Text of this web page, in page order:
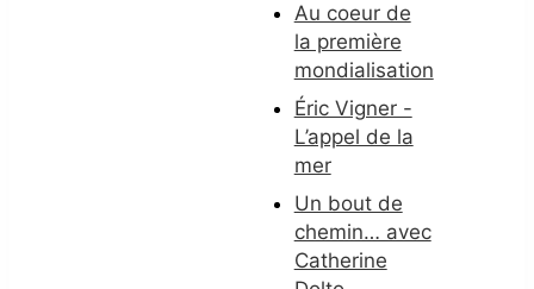
Au coeur de
la première
mondialisation
Éric Vigner -
L’appel de la
mer
Un bout de
chemin… avec
Catherine